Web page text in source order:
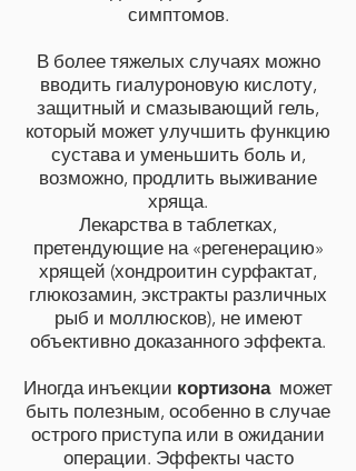
симптомов.
В более тяжелых случаях можно
вводить гиалуроновую кислоту,
защитный и смазывающий гель,
который может улучшить функцию
сустава и уменьшить боль и,
возможно, продлить выживание
хряща.
Лекарства в таблетках,
претендующие на «регенерацию»
хрящей (хондроитин сурфактат,
глюкозамин, экстракты различных
рыб и моллюсков), не имеют
объективно доказанного эффекта.
Иногда инъекции кортизона может
быть полезным, особенно в случае
острого приступа или в ожидании
операции. Эффекты часто